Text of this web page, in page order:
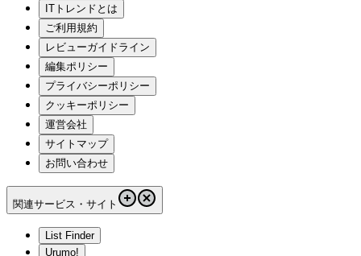
ITトレンドとは
ご利用規約
レビューガイドライン
編集ポリシー
プライバシーポリシー
クッキーポリシー
運営会社
サイトマップ
お問い合わせ
関連サービス・サイト
List Finder
Urumo!